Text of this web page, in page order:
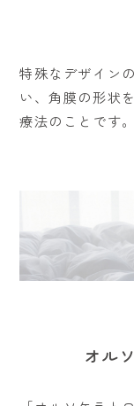
特殊なデザイン
い、角膜の形状
療法のことです。
オル